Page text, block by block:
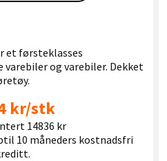
et førsteklasses
og varebiler. Dekket
kr/stk
14836 kr
10 måneders kostnadsfri